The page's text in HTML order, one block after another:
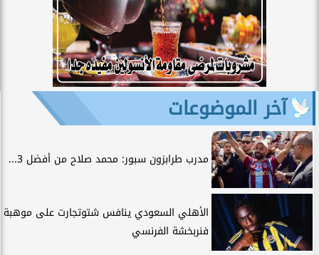
آخر الموضوعات
مدرب طرابزون سبور: محمد صلاح من أفضل 3...
الأهلي السعودي ينافس شتوتجارت على موهبة
فنربخشة الفرنسي